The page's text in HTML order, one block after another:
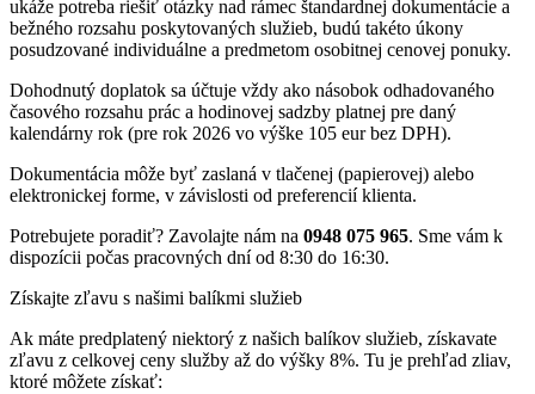
ukáže potreba riešiť otázky nad rámec štandardnej dokumentácie a
bežného rozsahu poskytovaných služieb, budú takéto úkony
posudzované individuálne a predmetom osobitnej cenovej ponuky.
Dohodnutý doplatok sa účtuje vždy ako násobok odhadovaného
časového rozsahu prác a hodinovej sadzby platnej pre daný
kalendárny rok (pre rok 2026 vo výške 105 eur bez DPH).
Dokumentácia môže byť zaslaná v tlačenej (papierovej) alebo
elektronickej forme, v závislosti od preferencií klienta.
Potrebujete poradiť? Zavolajte nám na 0948 075 965. Sme vám k
dispozícii počas pracovných dní od 8:30 do 16:30.
Získajte zľavu s našimi balíkmi služieb
Ak máte predplatený niektorý z našich balíkov služieb, získavate
zľavu z celkovej ceny služby až do výšky 8%. Tu je prehľad zliav,
ktoré môžete získať: